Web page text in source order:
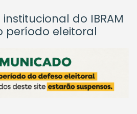
do IBRAM
período eleitoral